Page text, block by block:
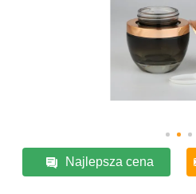
Najlepsza cena